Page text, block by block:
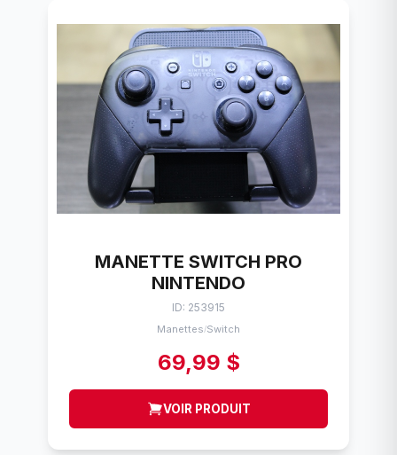
MANETTE SWITCH PRO
NINTENDO
ID: 253915
Manettes/Switch
69,99 $
VOIR PRODUIT